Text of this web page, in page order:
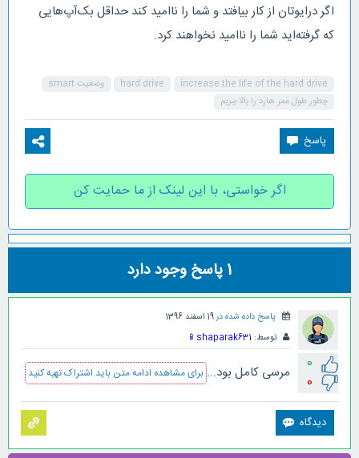
اگر درایوتان از کار بیافتد و شما را ناامید کند حداقل بک‌آپ‌هایی
که گرفته‌اید شما را ناامید نخواهند کرد.
increase the life of the hard drive
hard drive
وضعیت smart
چطور طول عمر هارد را بالا ببریم
اگر خواستی، با این لینک از ما حمایت کن
1پاسخ وجود دارد
0
0
پاسخ داده شده در19 اسفند 1396
توسط: shaparak631
📱
مرسی کامل بود... برای مشاهده ادامه متن باید اشتراک تهیه کنید